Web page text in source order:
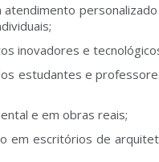
inovadores e
estudantes e
e em obras reais;
em escritórios de